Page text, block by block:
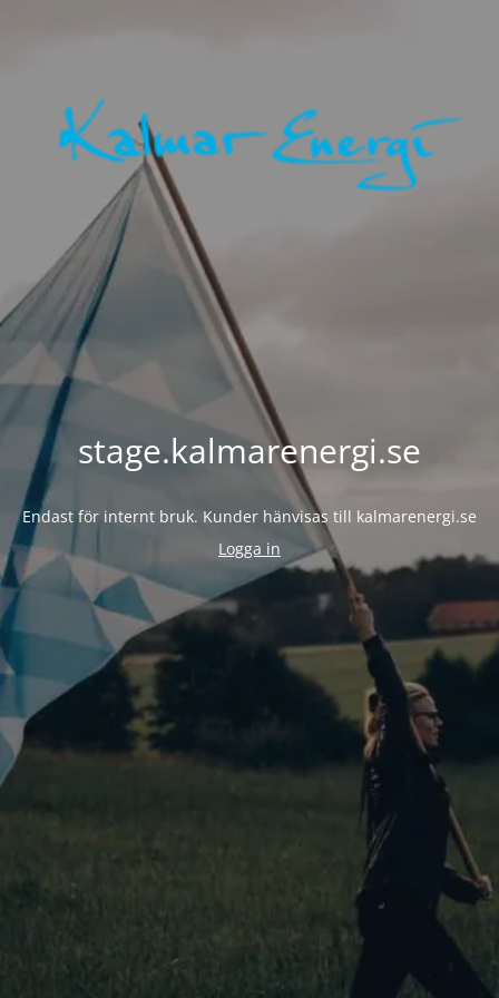
stage.kalmarenergi.se
Endast för internt bruk. Kunder hänvisas till kalmarenergi.se
Logga in